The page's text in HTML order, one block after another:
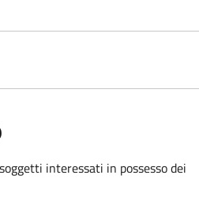
interessati in possesso dei